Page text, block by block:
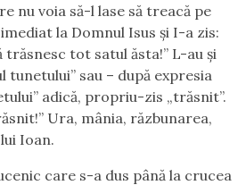
nu voia să-l lase să treacă pe
la Domnul Isus și I-a zis:
trăsnesc tot satul ăsta!” L-au și
tunetului” sau – după expresia
adică, propriu-zis „trăsnit”.
Ura, mânia, răzbunarea,
Ioan.
care s-a dus până la crucea